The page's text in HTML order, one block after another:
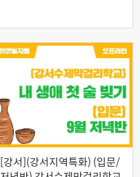
[강서](강서지역특화) (입문/